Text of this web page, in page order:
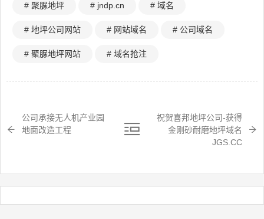
# 聚脲地坪 # jndp.cn # 域名
# 地坪公司网站 # 网站域名 # 公司域名
# 聚脲地坪网站 # 域名抢注
公司承接无人机产业园
地面改造工程
祝贺喜邦地坪公司-获得
金刚砂耐磨地坪域名
JGS.CC